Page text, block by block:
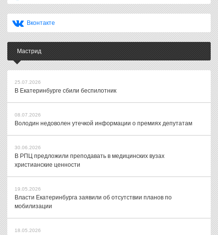
Вконтакте
Мастрид
25.07.2026
В Екатеринбурге сбили беспилотник
08.07.2026
Володин недоволен утечкой информации о премиях депутатам
30.06.2026
В РПЦ предложили преподавать в медицинских вузах
христианские ценности
19.05.2026
Власти Екатеринбурга заявили об отсутствии планов по
мобилизации
18.05.2026